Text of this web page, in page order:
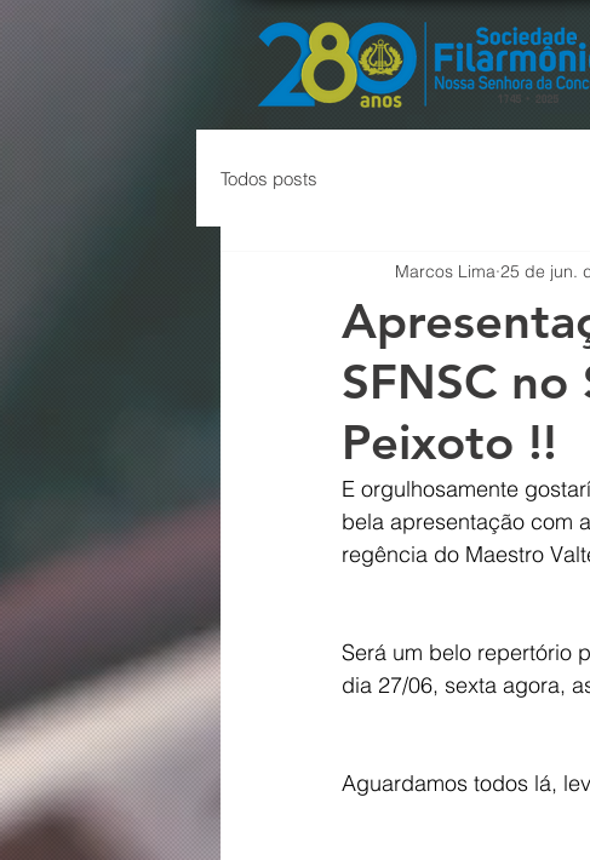
Todos posts
SFNSC
Peixoto !!
Marcos Lima 25 de jun.
E orgulhosamente
bela apresentação com
regência do Maestro
Será um belo repertório
dia 27/06, sexta agora,
Aguardamos todos lá,